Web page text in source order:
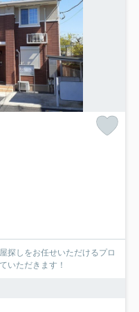
探しをお任せいただけるプロ
いただきます！